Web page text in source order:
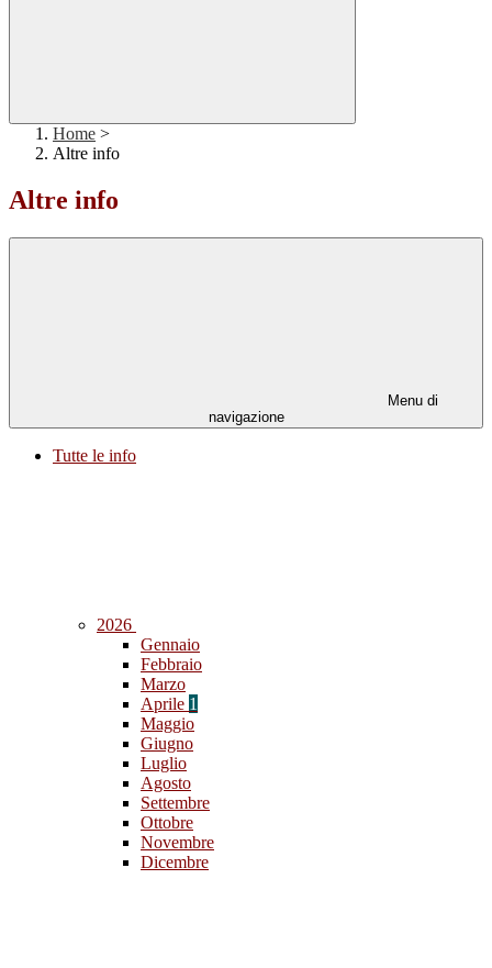
Home >
Altre info
Altre info
Menu di
navigazione
Tutte le info
2026
Gennaio
Febbraio
Marzo
Aprile 1
Maggio
Giugno
Luglio
Agosto
Settembre
Ottobre
Novembre
Dicembre